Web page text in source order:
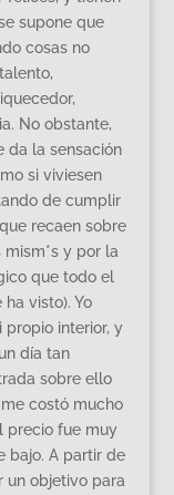
supone que
cosas no
No obstante,
da la sensación
si viviesen
de cumplir
recaen sobre
mism*s y por la
que todo el
visto). Yo
interior, y
día tan
sobre ello
costó mucho
precio fue muy
bajo. A partir de
un objetivo para